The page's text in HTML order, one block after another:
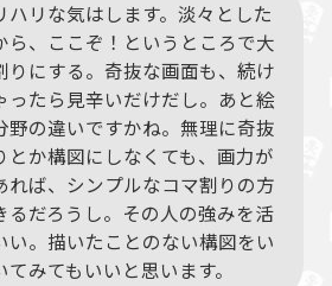
ハリな気はします。淡々とした
ら、ここぞ！というところで大
りにする。奇抜な画面も、続け
ったら見辛いだけだし。あと絵
野の違いですかね。無理に奇抜
とか構図にしなくても、画力が
れば、シンプルなコマ割りの方
るだろうし。その人の強みを活
い。描いたことのない構図をい
てみてもいいと思います。